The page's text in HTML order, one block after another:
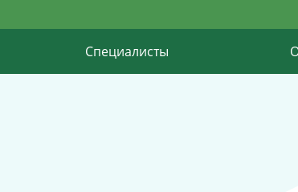
Специалисты